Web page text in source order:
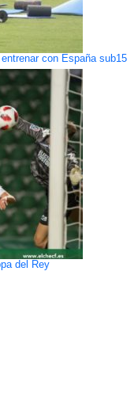
con España sub15
del Rey